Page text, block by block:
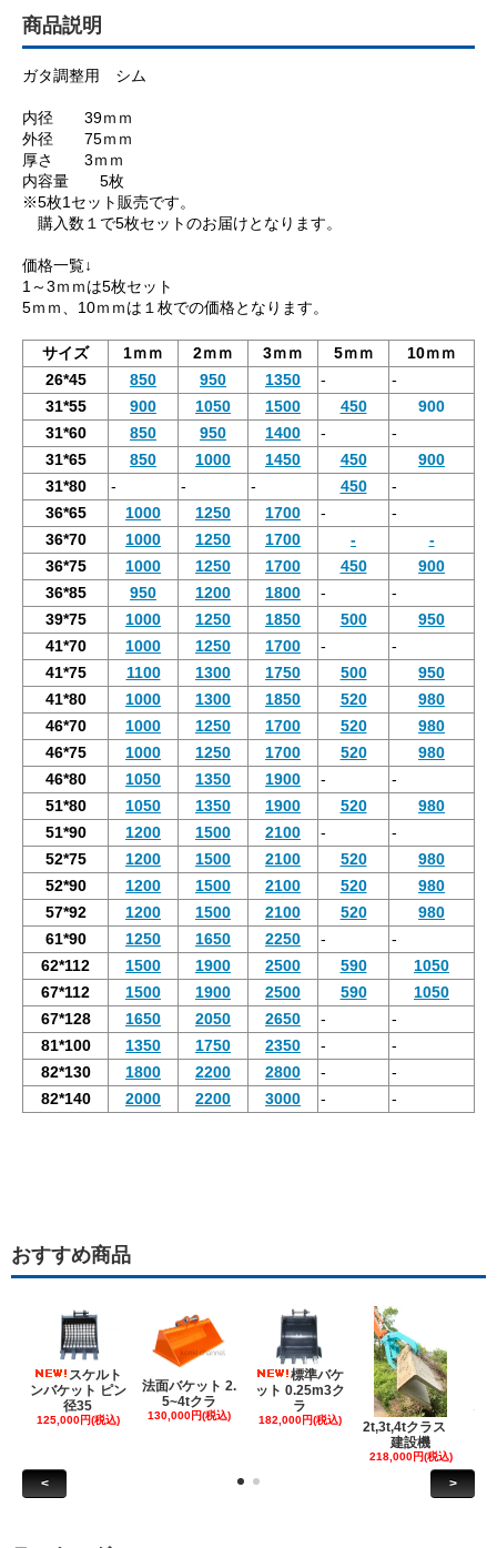
商品説明
ガタ調整用 シム
内径 39ｍｍ
外径 75ｍｍ
厚さ 3ｍｍ
内容量 5枚
※5枚1セット販売です。
購入数１で5枚セットのお届けとなります。
価格一覧↓
1～3ｍｍは5枚セット
5ｍｍ、10ｍｍは１枚での価格となります。
サイズ 1ｍｍ 2ｍｍ 3ｍｍ 5ｍｍ
10ｍｍ
26*45
850 950 1350 -
-
31*55
900 1050 1500 450
900
31*60
850 950 1400 -
-
31*65
850 1000 1450 450
900
31*80
- - - 450
-
36*65
1000 1250 1700 -
-
36*70
1000 1250 1700 -
-
36*75
1000 1250 1700 450
900
36*85
950 1200 1800 -
-
39*75
1000 1250 1850 500
950
41*70
1000 1250 1700 -
-
41*75
1100 1300 1750 500
950
41*80
1000 1300 1850 520
980
46*70
1000 1250 1700 520
980
46*75
1000 1250 1700 520
980
46*80
1050 1350 1900 -
-
51*80
1050 1350 1900 520
980
51*90
1200 1500 2100 -
-
52*75
1200 1500 2100 520
980
52*90
1200 1500 2100 520
980
57*92
1200 1500 2100 520
980
61*90
1250 1650 2250 -
-
62*112
1500 1900 2500 590
1050
67*112
1500 1900 2500 590
1050
67*128
1650 2050 2650 -
-
81*100
1350 1750 2350 -
-
82*130
1800 2200 2800 -
-
82*140
2000 2200 3000 - -
おすすめ商品
スケルト
ンバケット ピン
径35
125,000円(税込)
法面バケット 2.
5~4tクラ
130,000円(税込)
標準バケ
ット 0.25m3ク
ラ
182,000円(税込)
2t,3t,4tクラス
建設機
218,000円(税込)
< >